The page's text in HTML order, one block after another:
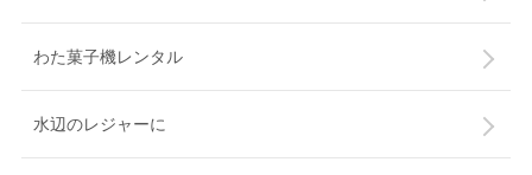
わた菓子機レンタル
水辺のレジャーに